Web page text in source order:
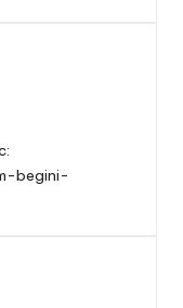
begini-